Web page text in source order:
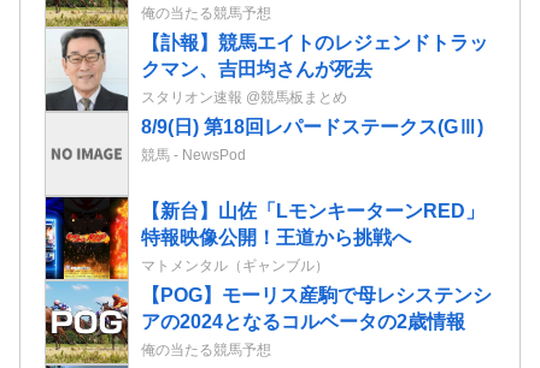
2歳情報
俺の当たる競馬予想
【訃報】競馬エイトのレジェンドトラッ
クマン、吉田均さんが死去
スタリオン速報 @競馬板まとめ
8/9(日) 第18回レパードステークス(GⅢ)
競馬 - NewsPod
【新台】山佐「LモンキーターンRED」
特報映像公開！王道から挑戦へ
マトメンタル（ギャンブル）
【POG】モーリス産駒で母レシステンシ
アの2024となるコルベータの2歳情報
俺の当たる競馬予想